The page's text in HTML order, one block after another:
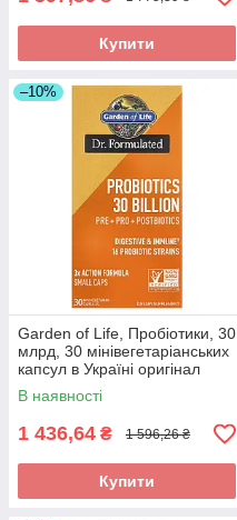
Купити
–10%
Garden of Life, Пробіотики, 30
млрд, 30 мінівегетаріанських
капсул в Україні оригінал
В наявності
1 436,64 ₴ 1 596,26 ₴
Купити